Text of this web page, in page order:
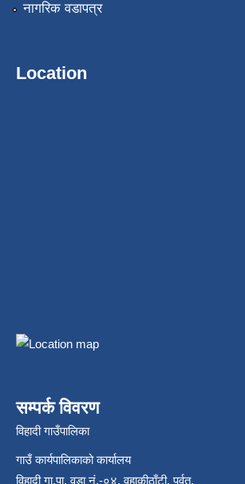
नागरिक वडापत्र
Location
सम्पर्क विवरण
विहादी गाउँपालिका
गाउँ कार्यपालिकाको कार्यालय
विहादी गा.पा. वडा नं.-०४, वहाकीठाँटी, पर्वत,